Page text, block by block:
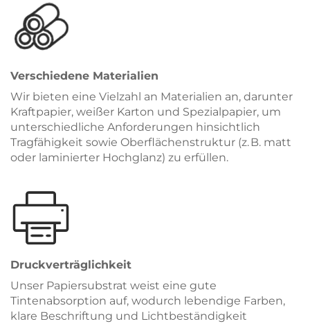
Verschiedene Materialien
Wir bieten eine Vielzahl an Materialien an, darunter
Kraftpapier, weißer Karton und Spezialpapier, um
unterschiedliche Anforderungen hinsichtlich
Tragfähigkeit sowie Oberflächenstruktur (z. B. matt
oder laminierter Hochglanz) zu erfüllen.
Druckverträglichkeit
Unser Papiersubstrat weist eine gute
Tintenabsorption auf, wodurch lebendige Farben,
klare Beschriftung und Lichtbeständigkeit